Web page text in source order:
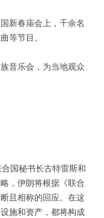
新春庙会上，千余名
等节目。
音乐会，为当地观众
国秘书长古特雷斯和
，伊朗将根据《联合
且相称的回应。在这
施和资产，都将构成